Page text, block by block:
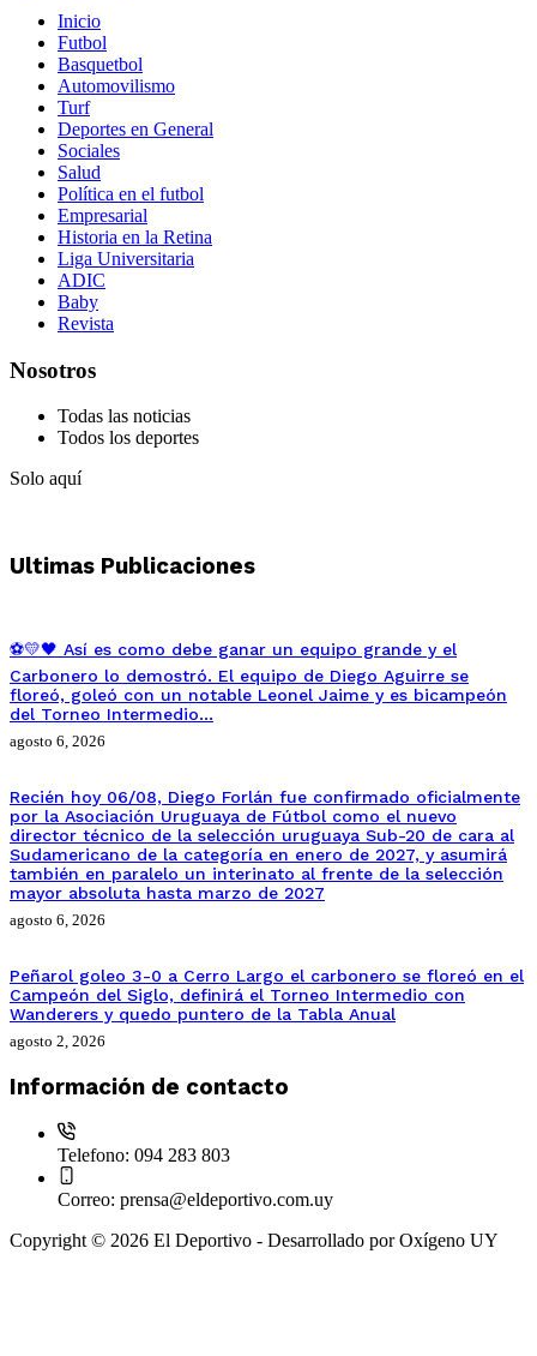
Inicio
Futbol
Basquetbol
Automovilismo
Turf
Deportes en General
Sociales
Salud
Política en el futbol
Empresarial
Historia en la Retina
Liga Universitaria
ADIC
Baby
Revista
Nosotros
Todas las noticias
Todos los deportes
Solo aquí
Ultimas Publicaciones
⚽💛🖤 Así es como debe ganar un equipo grande y el
Carbonero lo demostró. El equipo de Diego Aguirre se
floreó, goleó con un notable Leonel Jaime y es bicampeón
del Torneo Intermedio…
agosto 6, 2026
Recién hoy 06/08, Diego Forlán fue confirmado oficialmente
por la Asociación Uruguaya de Fútbol como el nuevo
director técnico de la selección uruguaya Sub-20 de cara al
Sudamericano de la categoría en enero de 2027, y asumirá
también en paralelo un interinato al frente de la selección
mayor absoluta hasta marzo de 2027
agosto 6, 2026
Peñarol goleo 3-0 a Cerro Largo el carbonero se floreó en el
Campeón del Siglo, definirá el Torneo Intermedio con
Wanderers y quedo puntero de la Tabla Anual
agosto 2, 2026
Información de contacto
Telefono: 094 283 803
Correo: prensa@eldeportivo.com.uy
Copyright © 2026 El Deportivo - Desarrollado por Oxígeno UY